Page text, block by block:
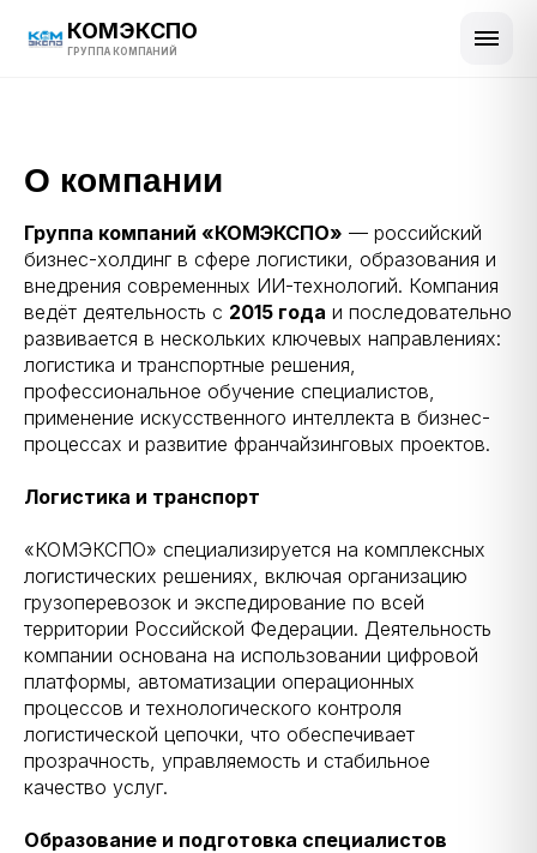
КОМЭКСПО
ГРУППА КОМПАНИЙ
О компании
Группа компаний «КОМЭКСПО» — российский
бизнес-холдинг в сфере логистики, образования и
внедрения современных ИИ-технологий. Компания
ведёт деятельность с 2015 года и последовательно
развивается в нескольких ключевых направлениях:
логистика и транспортные решения,
профессиональное обучение специалистов,
применение искусственного интеллекта в бизнес-
процессах и развитие франчайзинговых проектов.
Логистика и транспорт
«КОМЭКСПО» специализируется на комплексных
логистических решениях, включая организацию
грузоперевозок и экспедирование по всей
территории Российской Федерации. Деятельность
компании основана на использовании цифровой
платформы, автоматизации операционных
процессов и технологического контроля
логистической цепочки, что обеспечивает
прозрачность, управляемость и стабильное
качество услуг.
Образование и подготовка специалистов